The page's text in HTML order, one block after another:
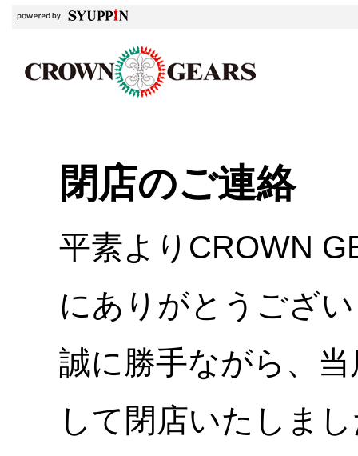
閉店のご連絡
平素よりCROWN
にありがとうござ
誠に勝手ながら、
して閉店いたしま